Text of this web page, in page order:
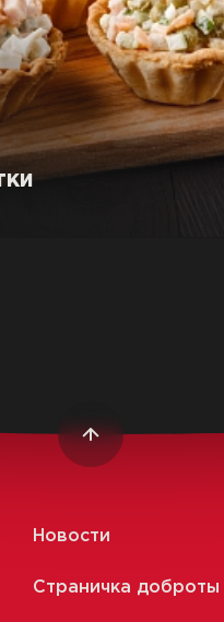
Новости
Страничка доброты